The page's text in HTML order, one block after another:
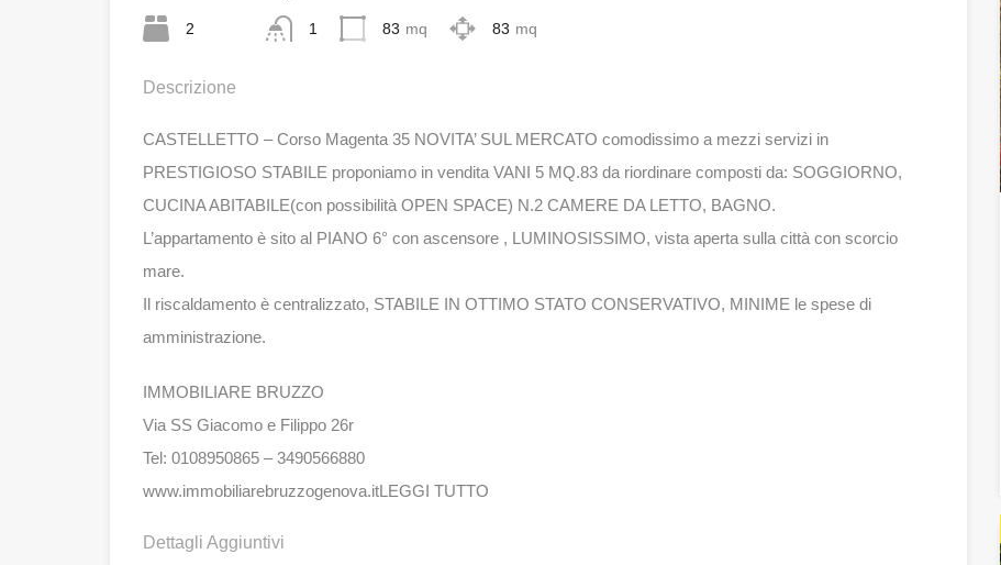
2 1 83 mq 83 mq
Descrizione
CASTELLETTO – Corso Magenta 35 NOVITA’ SUL MERCATO comodissimo a mezzi servizi in
PRESTIGIOSO STABILE proponiamo in vendita VANI 5 MQ.83 da riordinare composti da: SOGGIORNO,
CUCINA ABITABILE(con possibilità OPEN SPACE) N.2 CAMERE DA LETTO, BAGNO.
L’appartamento è sito al PIANO 6° con ascensore , LUMINOSISSIMO, vista aperta sulla città con scorcio
mare.
Il riscaldamento è centralizzato, STABILE IN OTTIMO STATO CONSERVATIVO, MINIME le spese di
amministrazione.
IMMOBILIARE BRUZZO
Via SS Giacomo e Filippo 26r
Tel: 0108950865 – 3490566880
www.immobiliarebruzzogenova.itLEGGI TUTTO
Dettagli Aggiuntivi